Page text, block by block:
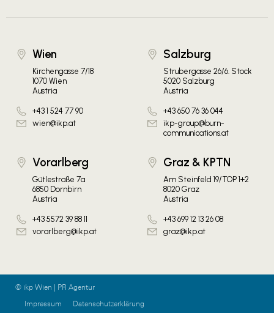
Wien
Kirchengasse 7/18
1070 Wien
Austria
+43 1 524 77 90
wien@ikp.at
Salzburg
Strubergasse 26/6. Stock
5020 Salzburg
Austria
+43 650 76 36 044
ikp-group@burn-
communications.at
Vorarlberg
Gütlestraße 7a
6850 Dornbirn
Austria
+43 5572 39 88 11
vorarlberg@ikp.at
Graz & KPTN
Am Steinfeld 19/TOP 1+2
8020 Graz
Austria
+43 699 12 13 26 08
graz@ikp.at
© ikp Wien | PR Agentur
Impressum
Datenschutzerklärung